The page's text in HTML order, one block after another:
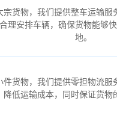
宗货物，我们提供整车运输服
理安排车辆，确保货物能够
地。
件货物，我们提供零担物流服
降低运输成本，同时保证货物